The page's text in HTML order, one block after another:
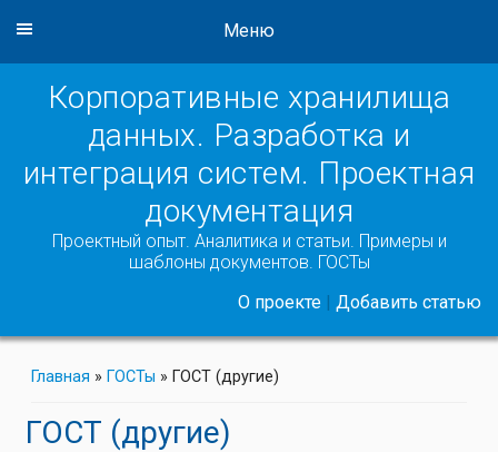
Меню
Корпоративные хранилища
данных. Разработка и
интеграция систем. Проектная
документация
Проектный опыт. Аналитика и статьи. Примеры и
шаблоны документов. ГОСТы
О проекте | Добавить статью
Главная » ГОСТы » ГОСТ (другие)
ГОСТ (другие)